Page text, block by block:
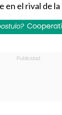
en el rival de